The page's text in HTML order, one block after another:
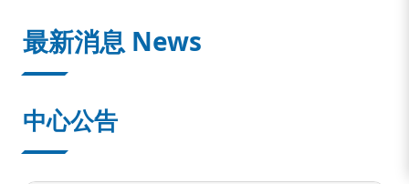
最新消息 News
中心公告